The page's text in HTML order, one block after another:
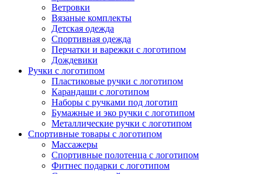
Ветровки
Вязаные комплекты
Детская одежда
Спортивная одежда
Перчатки и варежки с логотипом
Дождевики
Ручки с логотипом
Пластиковые ручки с логотипом
Карандаши с логотипом
Наборы с ручками под логотип
Бумажные и эко ручки с логотипом
Металлические ручки с логотипом
Спортивные товары с логотипом
Массажеры
Спортивные полотенца с логотипом
Фитнес подарки с логотипом